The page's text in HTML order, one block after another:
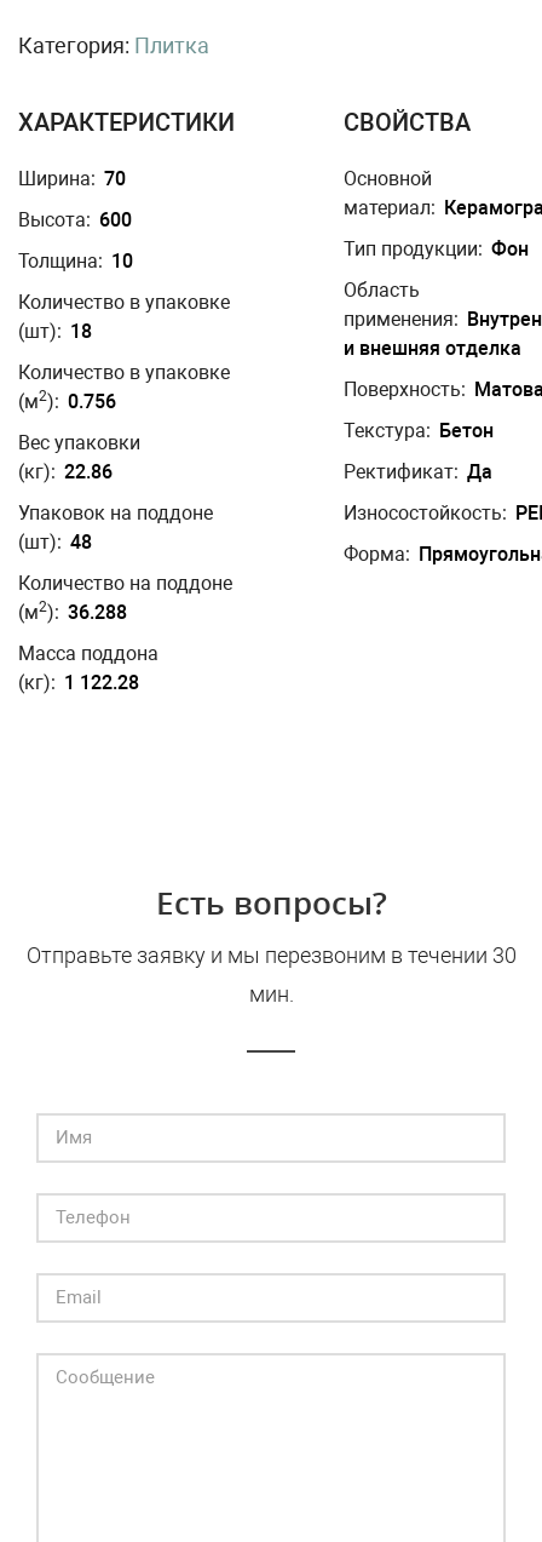
Категория: Плитка
ХАРАКТЕРИСТИКИ
Ширина: 70
Высота: 600
Толщина: 10
Количество в упаковке
(шт): 18
Количество в упаковке
(м2): 0.756
Вес упаковки
(кг): 22.86
Упаковок на поддоне
(шт): 48
Количество на поддоне
(м2): 36.288
Масса поддона
(кг): 1 122.28
СВОЙСТВА
Основной
материал:
Тип продукции: Фон
Область
применения:
и внешняя отделка
Поверхность:
Текстура: Бетон
Ректификат: Да
Износостойкость:
Форма:
Есть вопросы?
Отправьте заявку и мы перезвоним в течении 30
мин.